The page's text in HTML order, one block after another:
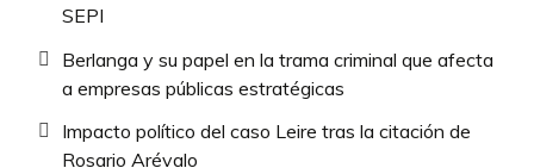
SEPI
Berlanga y su papel en la trama criminal que afecta
a empresas públicas estratégicas
Impacto político del caso Leire tras la citación de
Rosario Arévalo